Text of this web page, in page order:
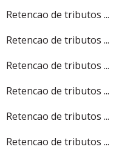
Retencao de tributos ...
Retencao de tributos ...
Retencao de tributos ...
Retencao de tributos ...
Retencao de tributos ...
Retencao de tributos ...